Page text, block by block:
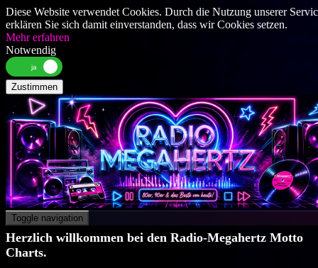
Diese Website verwendet Cookies. Durch die Nutzung unserer
erklären Sie sich damit einverstanden, dass wir Cookies setzen.
Mehr erfahren
Notwendig
Zustimmen
Toggle navigation
Herzlich willkommen bei den Radio-Megahertz Motto
Charts.